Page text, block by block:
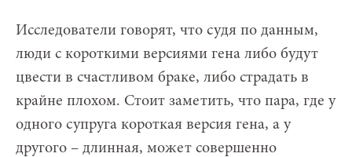
Исследователи говорят, что судя по данным,
люди с короткими версиями гена либо будут
цвести в счастливом браке, либо страдать в
крайне плохом. Стоит заметить, что пара, где у
одного супруга короткая версия гена, а у
другого – длинная, может совершенно